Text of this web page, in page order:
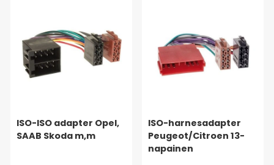
ISO-ISO adapter Opel,
SAAB Skoda m,m
ISO-harnesadapter
Peugeot/Citroen 13-
napainen